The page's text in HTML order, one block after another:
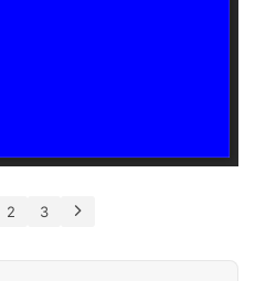
2 3